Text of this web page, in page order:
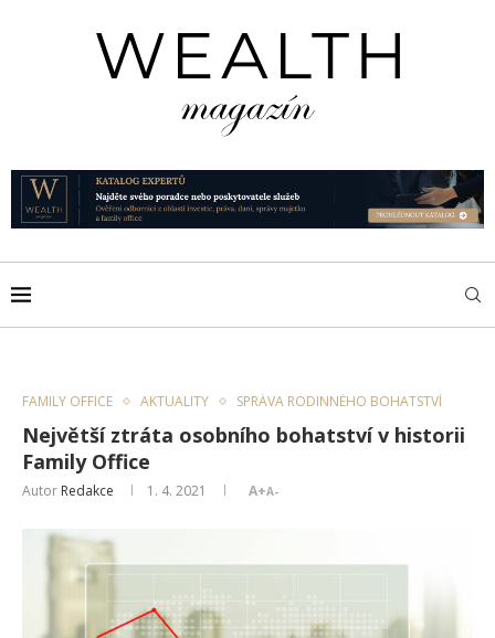
FAMILY OFFICE AKTUALITY SPRÁVA RODINNÉHO BOHATSTVÍ
Největší ztráta osobního bohatství v historii
Family Office
Autor Redakce 1. 4. 2021 A+A-